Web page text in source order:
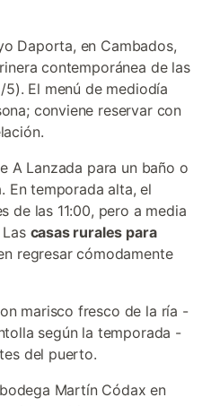
Daporta, en Cambados,
contemporánea de las
5). El menú de mediodía
conviene reservar con
A Lanzada para un baño o
En temporada alta, el
de las 11:00, pero a media
casas rurales para
regresar cómodamente
marisco fresco de la ría -
según la temporada -
del puerto.
Martín Códax en